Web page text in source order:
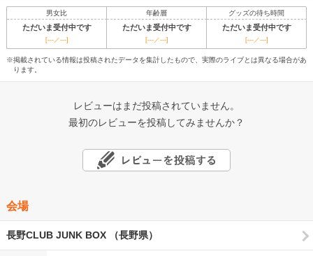
男女比 年齢層 グッズの待ち時間
ただいま受付中です ただいま受付中です ただいま受付中です
[---／---] [---／---] [---／---]
※掲載されている情報は投稿されたデータを集計したもので、実際のライブとは異なる場合があ
ります。
レビューはまだ投稿されていません。
最初のレビューを投稿してみませんか？
会場
長野CLUB JUNK BOX （長野県）